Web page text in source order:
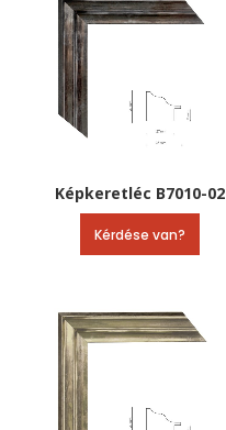
Képkeretléc B7010-02
Kérdése van?